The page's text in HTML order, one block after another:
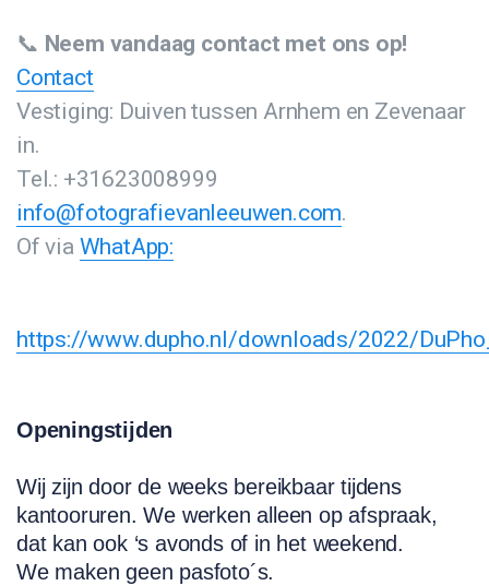
📞 Neem vandaag contact met ons op!
Contact
Vestiging: Duiven tussen Arnhem en Zevenaar
in.
Tel.: +31623008999
info@fotografievanleeuwen.com.
Of via WhatApp:
https://www.dupho.nl/downloads/2022/
Openingstijden
Wij zijn door de weeks bereikbaar tijdens
kantooruren. We werken alleen op afspraak,
dat kan ook ‘s avonds of in het weekend.
We maken geen pasfoto´s.